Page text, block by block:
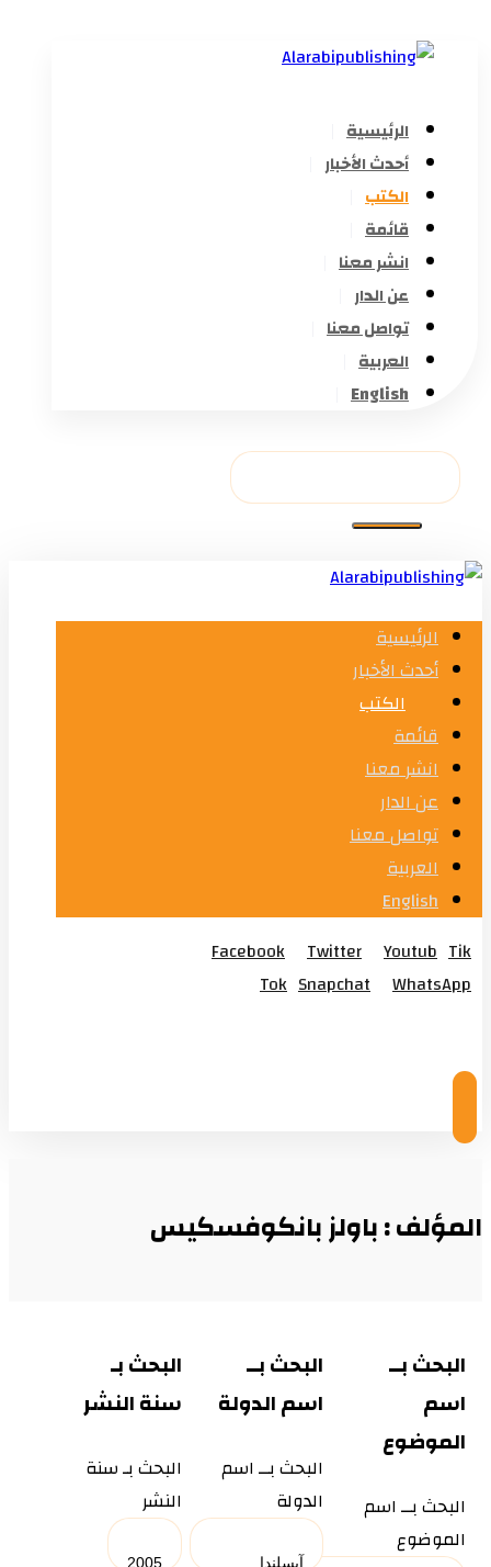
الرئيسية
أحدث الأخبار
الكتب
قائمة
انشر معنا
عن الدار
تواصل معنا
العربية
English
الرئيسية
أحدث الأخبار
الكتب
قائمة
انشر معنا
عن الدار
تواصل معنا
العربية
English
Facebook
Twitter Youtub Tik
Tok Snapchat
WhatsApp
المؤلف : باولز بانكوفسكيس
البحث بــ
اسم
الموضوع
البحث بــ اسم
الموضوع
البحث بــ
اسم الدولة
البحث بــ اسم
الدولة
البحث بـ
سنة النشر
البحث بـ سنة
النشر